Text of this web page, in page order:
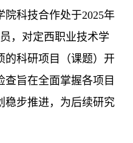
科技合作处于2025年
，对定西职业技术学
的科研项目（课题）开
旨在全面掌握各项目
稳步推进，为后续研究